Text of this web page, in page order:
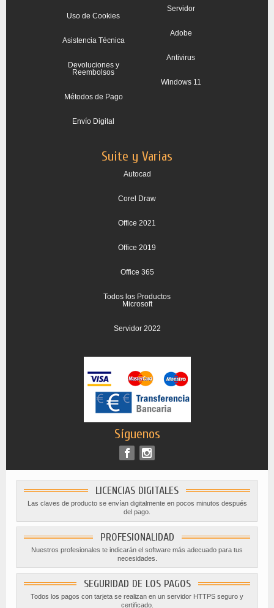
Uso de Cookies
Asistencia Técnica
Devoluciones y
Reembolsos
Métodos de Pago
Envío Digital
Servidor
Adobe
Antivirus
Windows 11
Suite y Varias
Autocad
Corel Draw
Office 2021
Office 2019
Office 365
Todos los Productos
Microsoft
Servidor 2022
Síguenos
LICENCIAS DIGITALES
Las claves de producto se envían digitalmente en pocos minutos después
del pago.
PROFESIONALIDAD
Nuestros profesionales te indicarán el software más adecuado para tus
necesidades.
SEGURIDAD DE LOS PAGOS
Todos los pagos con tarjeta se realizan en un servidor HTTPS seguro y
certificado.